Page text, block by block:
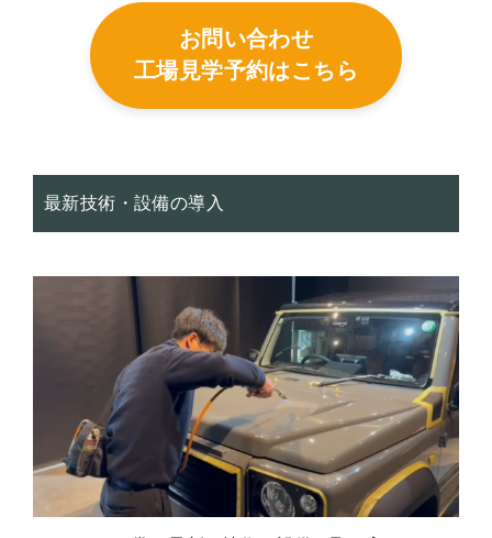
お問い合わせ
工場見学予約はこちら
最新技術・設備の導入